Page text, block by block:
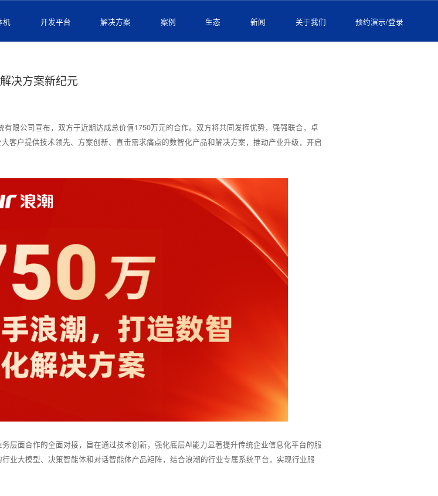
机 开发平台 解决方案 案例 生态 新闻 关于我们 预约演示/登录
决方案新纪元
限公司宣布，双方于近期达成总价值1750万元的合作。双方将共同发挥优势，强强联合，卓
客户提供技术领先、方案创新、直击需求痛点的数智化产品和解决方案，推动产业升级，开启
层面合作的全面对接，旨在通过技术创新，强化底层AI能力显著提升传统企业信息化平台的服
业大模型、决策智能体和对话智能体产品矩阵，结合浪潮的行业专属系统平台，实现行业服